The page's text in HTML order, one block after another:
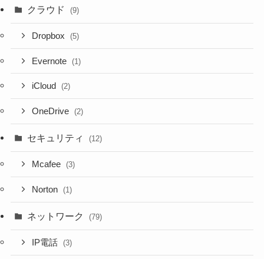
クラウド (9)
Dropbox (5)
Evernote (1)
iCloud (2)
OneDrive (2)
セキュリティ (12)
Mcafee (3)
Norton (1)
ネットワーク (79)
IP電話 (3)